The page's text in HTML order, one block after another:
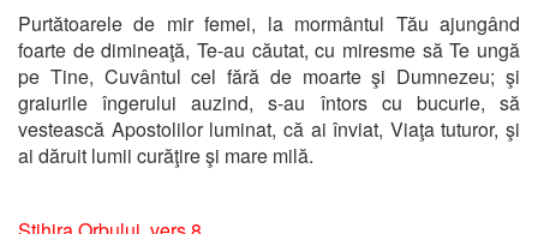
Purtătoarele de mir femei, la mormântul Tău ajungând
foarte de dimineaţă, Te-au căutat, cu miresme să Te ungă
pe Tine, Cuvântul cel fără de moarte şi Dumnezeu; şi
graiurile îngerului auzind, s-au întors cu bucurie, să
vestească Apostolilor luminat, că ai înviat, Viaţa tuturor, şi
ai dăruit lumii curăţire şi mare milă.